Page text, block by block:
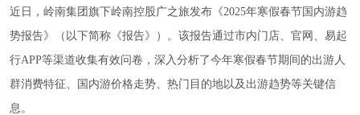
近日，岭南集团旗下岭南控股广之旅发布《2025年寒假春节国内游趋
势报告》（以下简称《报告》）。该报告通过市内门店、官网、易起
行APP等渠道收集有效问卷，深入分析了今年寒假春节期间的出游人
群消费特征、国内游价格走势、热门目的地以及出游趋势等关键信
息。